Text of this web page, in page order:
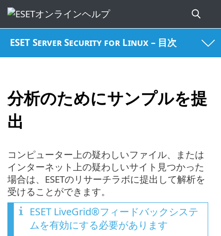
ESET Server Security for Linux – 目次
分析のためにサンプルを提
出
コンピューター上の疑わしいファイル、または
インターネット上の疑わしいサイト見つかった
場合は、ESETのリサーチラボに提出して解析を
受けることができます。
ESET LiveGrid®フィードバックシステ
ムを有効にする必要があります